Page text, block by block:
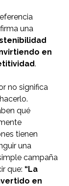
una
en
.
no significa
qué
tienen
una
campaña
que: “La
en